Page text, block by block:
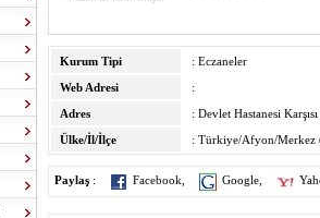
Kurum Tipi
: Eczaneler
Web Adresi
:
Adres
: Devlet Hastanesi
Ülke/İl/İlçe
: Türkiye/Afyon/Merkez
Paylaş : Facebook Google